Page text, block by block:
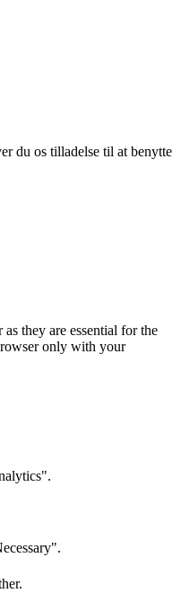
du os tilladelse til at benytte
they are essential for the
only with your